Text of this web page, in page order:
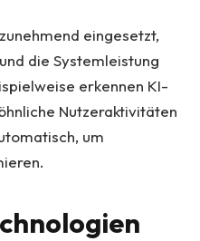
eingesetzt,
die Systemleistung
erkennen KI-
Nutzeraktivitäten
um